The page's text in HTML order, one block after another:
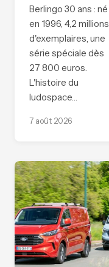
Berlingo 30 ans : né
en 1996, 4,2 millions
d'exemplaires, une
série spéciale dès
27 800 euros.
L'histoire du
ludospace…
7 août 2026